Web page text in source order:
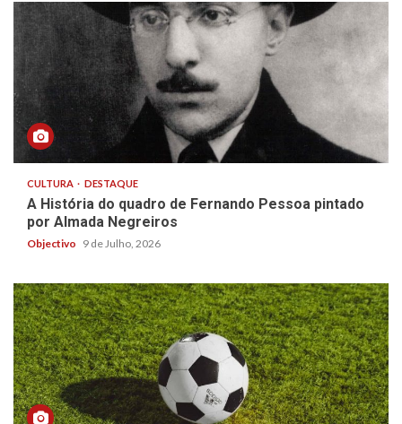
CULTURA DESTAQUE
A História do quadro de Fernando Pessoa pintado
por Almada Negreiros
Objectivo 9 de Julho, 2026